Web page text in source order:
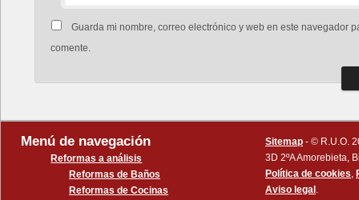
Guarda mi nombre, correo electrónico y web en este navegador
comente.
Menú de navegación
Reformas a análisis
Reformas de Baños
Reformas de Cocinas
Sitemap - © R.U.O.
3D 2ºA Amorebieta,
Política de cookies,
Aviso legal .